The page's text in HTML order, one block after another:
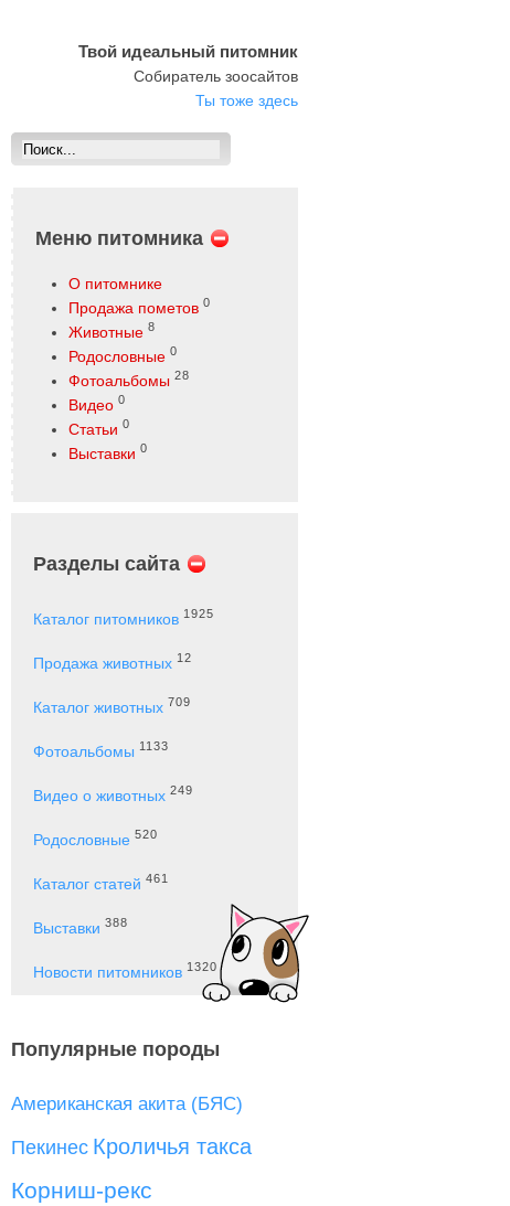
Твой идеальный питомник
Собиратель зоосайтов
Ты тоже здесь
Меню питомника
О питомнике
Продажа пометов 0
Животные 8
Родословные 0
Фотоальбомы 28
Видео 0
Статьи 0
Выставки 0
Разделы сайта
Каталог питомников 1925
Продажа животных 12
Каталог животных 709
Фотоальбомы 1133
Видео о животных 249
Родословные 520
Каталог статей 461
Выставки 388
Новости питомников 1320
Популярные породы
Американская акита (БЯС)
Пекинес Кроличья такса
Корниш-рекс